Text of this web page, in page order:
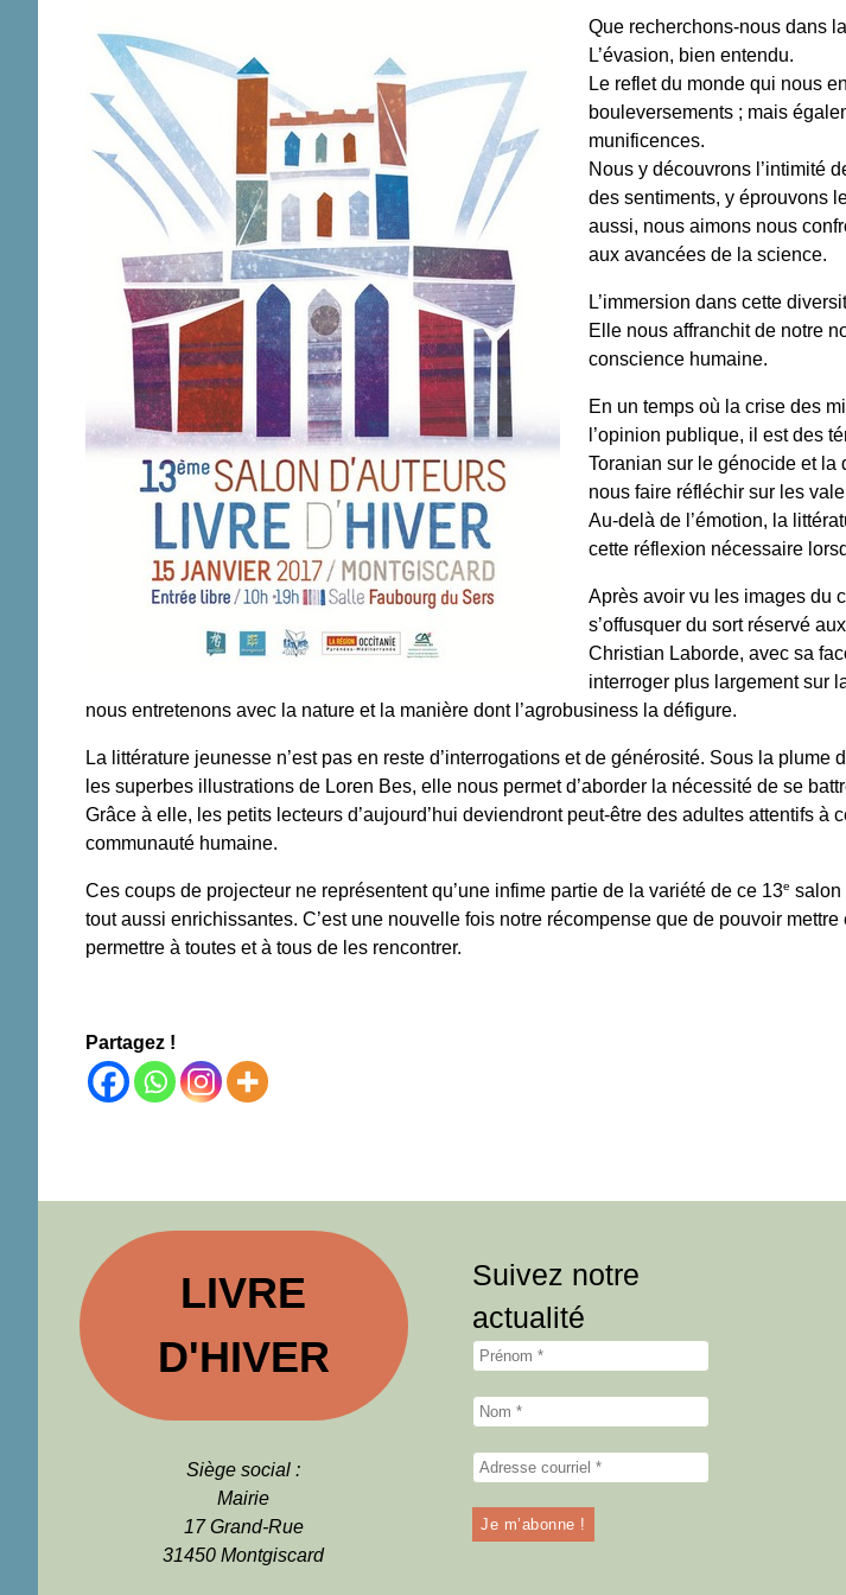
Que recherchons-nous dans
L’évasion, bien entendu.
Le reflet du monde qui nous
bouleversements ; mais
munificences.
Nous y découvrons l’intimité
des sentiments, y éprouvons
aussi, nous aimons nous
aux avancées de la science.
L’immersion dans cette
Elle nous affranchit de notre
conscience humaine.
En un temps où la crise des
l’opinion publique, il est des
Toranian sur le génocide et
nous faire réfléchir sur les
Au-delà de l’émotion, la
cette réflexion nécessaire
Après avoir vu les images du
s’offusquer du sort réservé
Christian Laborde, avec sa
interroger plus largement sur
nous entretenons avec la nature et la manière dont l’agrobusiness la défigure.
La littérature jeunesse n’est pas en reste d’interrogations et de générosité. Sous la plume
les superbes illustrations de Loren Bes, elle nous permet d’aborder la nécessité de se
Grâce à elle, les petits lecteurs d’aujourd’hui deviendront peut-être des adultes attentifs à
communauté humaine.
Ces coups de projecteur ne représentent qu’une infime partie de la variété de ce 13e salon
tout aussi enrichissantes. C’est une nouvelle fois notre récompense que de pouvoir
permettre à toutes et à tous de les rencontrer.
Partagez !
LIVRE
D'HIVER
Siège social :
Mairie
17 Grand-Rue
31450 Montgiscard
Suivez notre
actualité